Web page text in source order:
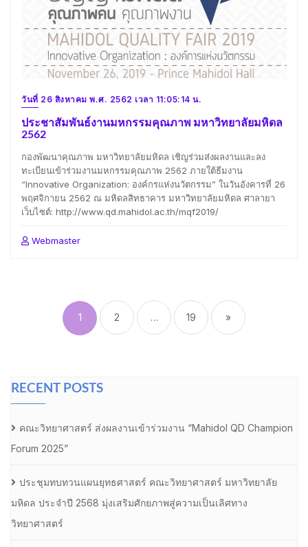
วันที่ 26 สิงหาคม พ.ศ. 2562 เวลา 11:05:14 น.
ประชาสัมพันธ์งานมหกรรมคุณภาพ มหาวิทยาลัยมหิดล
2562
กองพัฒนาคุณภาพ มหาวิทยาลัยมหิดล เชิญร่วมส่งผลงานและลง
ทะเบียนเข้าร่วมงานมหกรรมคุณภาพ 2562 ภายใต้ธีมงาน
“Innovative Organization: องค์กรแห่งนวัตกรรม” ในวันอังคารที่ 26
พฤศจิกายน 2562 ณ มหิดลสิทธาคาร มหาวิทยาลัยมหิดล ศาลายา
เว็บไซต์: http://www.qd.mahidol.ac.th/mqf2019/
Webmaster
pagination
1 2 … 19 »
RECENT POSTS
คณะวิทยาศาสตร์ ส่งผลงานเข้าร่วมงาน “Mahidol QD Champion
Forum 2025”
ประชุมทบทวนแผนยุทธศาสตร์ คณะวิทยาศาสตร์ มหาวิทยาลัย
มหิดล ประจำปี 2568 มุ่งเสริมศักยภาพสู่ความเป็นเลิศทาง
วิทยาศาสตร์